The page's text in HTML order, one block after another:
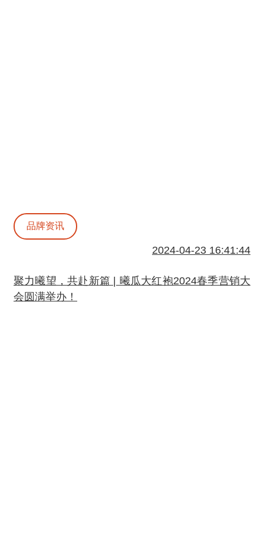
品牌资讯
2024-04-23 16:41:44
聚力曦望，共赴新篇 | 曦瓜大红袍2024春季营销大
会圆满举办！